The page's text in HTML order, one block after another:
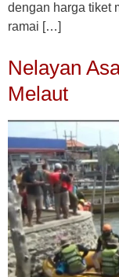
dengan harga tiket
ramai […]
Nelayan
Melaut